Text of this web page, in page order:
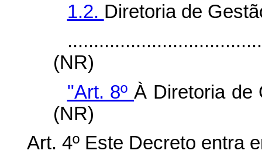
1.2. Diretoria de
(NR)
"Art. 8ºÀ Diretoria de
(NR)
Art. 4º Este Decreto entra